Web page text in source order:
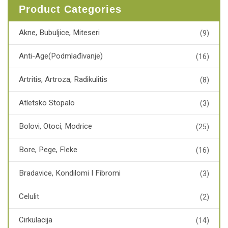
Product Categories
Akne, Bubuljice, Miteseri (9)
Anti-Age(podmlađivanje) (16)
Artritis, Artroza, Radikulitis (8)
Atletsko Stopalo (3)
Bolovi, Otoci, Modrice (25)
Bore, Pege, Fleke (16)
Bradavice, Kondilomi I Fibromi (3)
Celulit (2)
Cirkulacija (14)